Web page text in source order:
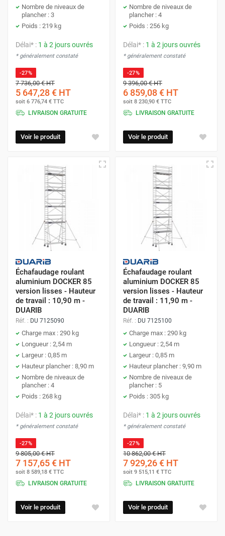
Nombre de niveaux de
plancher : 3
Poids : 219 kg
Délai* : 1 à 2 jours ouvrés
* généralement constaté
-27%
7 736,00 €HT
5 647,28 € HT
soit 6 776,74 € TTC
LIVRAISON GRATUITE
Voir le produit
Nombre de niveaux de
plancher : 4
Poids : 256 kg
Délai* : 1 à 2 jours ouvrés
* généralement constaté
-27%
9 396,00 €HT
6 859,08 € HT
soit 8 230,90 € TTC
LIVRAISON GRATUITE
Voir le produit
Échafaudage roulant
aluminium DOCKER 85
version lisses - Hauteur
de travail : 10,90 m -
DUARIB
Réf. : DU 7125090
Charge max : 290 kg
Longueur : 2,54 m
Largeur : 0,85 m
Hauteur plancher : 8,90 m
Nombre de niveaux de
plancher : 4
Poids : 268 kg
Délai* : 1 à 2 jours ouvrés
* généralement constaté
-27%
9 805,00 €HT
7 157,65 € HT
soit 8 589,18 € TTC
LIVRAISON GRATUITE
Voir le produit
Échafaudage roulant
aluminium DOCKER 85
version lisses - Hauteur
de travail : 11,90 m -
DUARIB
Réf. : DU 7125100
Charge max : 290 kg
Longueur : 2,54 m
Largeur : 0,85 m
Hauteur plancher : 9,90 m
Nombre de niveaux de
plancher : 5
Poids : 305 kg
Délai* : 1 à 2 jours ouvrés
* généralement constaté
-27%
10 862,00 €HT
7 929,26 € HT
soit 9 515,11 € TTC
LIVRAISON GRATUITE
Voir le produit